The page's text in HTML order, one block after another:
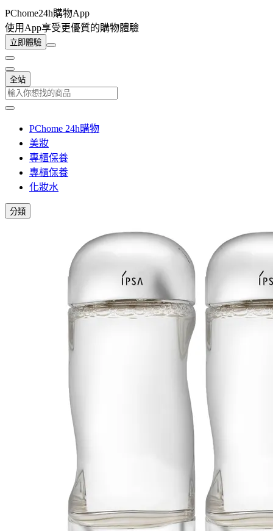
PChome24h購物App
使用App享受更優質的購物體驗
立即體驗
全站
PChome 24h購物
美妝
專櫃保養
專櫃保養
化妝水
分類